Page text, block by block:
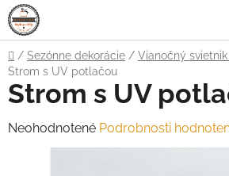
Prejsť
na
obsah
Domov
/ Sezónne dekorácie / Vianočný
Strom s UV potlačou
Strom s UV
Priemerné
hodnotenie
Neohodnotené Podrobnosti